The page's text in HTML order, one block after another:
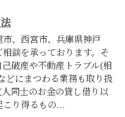
、西宮市、兵庫県神戸
談を承っております。そ
破産や不動産トラブル(相
どにまつわる業務も取り扱
同士のお金の貸し借り以
り得るもの...